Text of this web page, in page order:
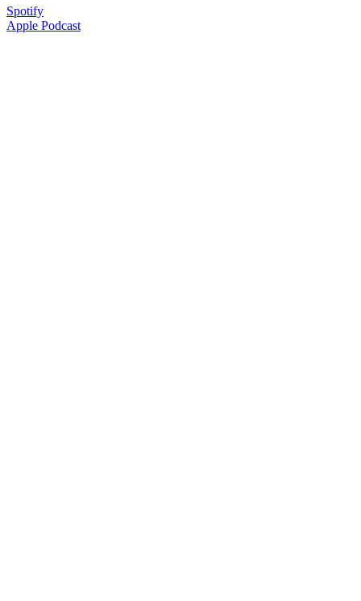
Spotify
Apple Podcast